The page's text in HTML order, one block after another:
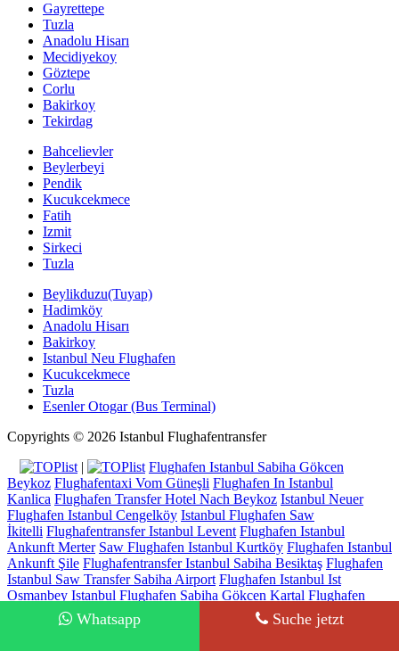
Gayrettepe
Tuzla
Anadolu Hisarı
Mecidiyekoy
Göztepe
Corlu
Bakirkoy
Tekirdag
Bahcelievler
Beylerbeyi
Pendik
Kucukcekmece
Fatih
Izmit
Sirkeci
Tuzla
Beylikduzu(Tuyap)
Hadimköy
Anadolu Hisarı
Bakirkoy
Istanbul Neu Flughafen
Kucukcekmece
Tuzla
Esenler Otogar (Bus Terminal)
Whatsapp Suche jetzt
Copyrights © 2026 Istanbul Flughafentransfer
|
Flughafen Istanbul Sabiha Gökcen
Beykoz Flughafentaxi Vom Güneşli Flughafen In Istanbul
Kanlica Flughafen Transfer Hotel Nach Beykoz Istanbul Neuer
Flughafen Istanbul Cengelköy Istanbul Flughafen Saw
İkitelli Flughafentransfer Istanbul Levent Flughafen Istanbul
Ankunft Merter Saw Flughafen Istanbul Kurtköy Flughafen Istanbul
Ankunft Şile Flughafentransfer Istanbul Sabiha Besiktaş Flughafen
Istanbul Saw Transfer Sabiha Airport Flughafen Istanbul Ist
Osmanbey Istanbul Flughafen Sabiha Gökcen Kartal Flughafen
Türkei Istanbul Kadikoy
Flughafentransfer Istanbul Neuer
Flughafen Saw Istanbul Maslak
Taxi Flughafentransfer Eyup